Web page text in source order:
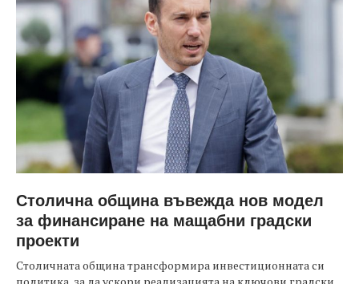
Столична община въвежда нов модел
за финансиране на мащабни градски
проекти
Столичната община трансформира инвестиционната си